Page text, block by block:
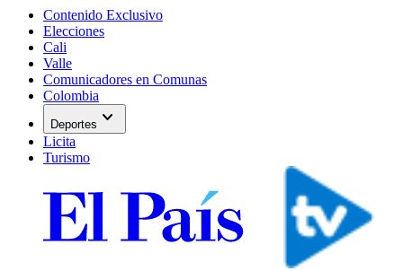
Contenido Exclusivo
Elecciones
Cali
Valle
Comunicadores en Comunas
Colombia
Deportes expand_more
Licita
Turismo